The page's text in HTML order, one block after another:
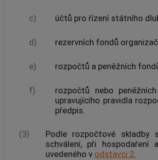
c) účtů pro řízení státního
d) rezervních fondů
e) rozpočtů a peněžních
f)
rozpočtů nebo
upravujícího pravidla
předpis.
(3) Podle rozpočtové skladby
schválení, při
uvedeného v odstavci 2.